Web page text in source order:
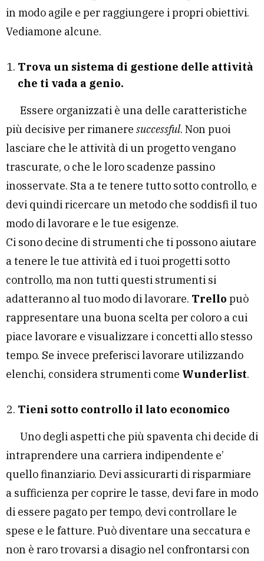
in modo agile e per raggiungere i propri obiettivi.
Vediamone alcune.
Trova un sistema di gestione delle attività
che ti vada a genio.
Essere organizzati è una delle caratteristiche
più decisive per rimanere successful. Non puoi
lasciare che le attività di un progetto vengano
trascurate, o che le loro scadenze passino
inosservate. Sta a te tenere tutto sotto controllo, e
devi quindi ricercare un metodo che soddisfi il tuo
modo di lavorare e le tue esigenze.
Ci sono decine di strumenti che ti possono aiutare
a tenere le tue attività ed i tuoi progetti sotto
controllo, ma non tutti questi strumenti si
adatteranno al tuo modo di lavorare. Trello può
rappresentare una buona scelta per coloro a cui
piace lavorare e visualizzare i concetti allo stesso
tempo. Se invece preferisci lavorare utilizzando
elenchi, considera strumenti come Wunderlist.
Tieni sotto controllo il lato economico
Uno degli aspetti che più spaventa chi decide di
intraprendere una carriera indipendente e’
quello finanziario. Devi assicurarti di risparmiare
a sufficienza per coprire le tasse, devi fare in modo
di essere pagato per tempo, devi controllare le
spese e le fatture. Può diventare una seccatura e
non è raro trovarsi a disagio nel confrontarsi con